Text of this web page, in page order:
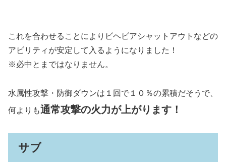
これを合わせることによりビヘビアシャットアウトなどの
アビリティが安定して入るようになりました！
※必中とまではなりません。
水属性攻撃・防御ダウンは１回で１０％の累積だそうで、
何よりも通常攻撃の火力が上がります！
サブ